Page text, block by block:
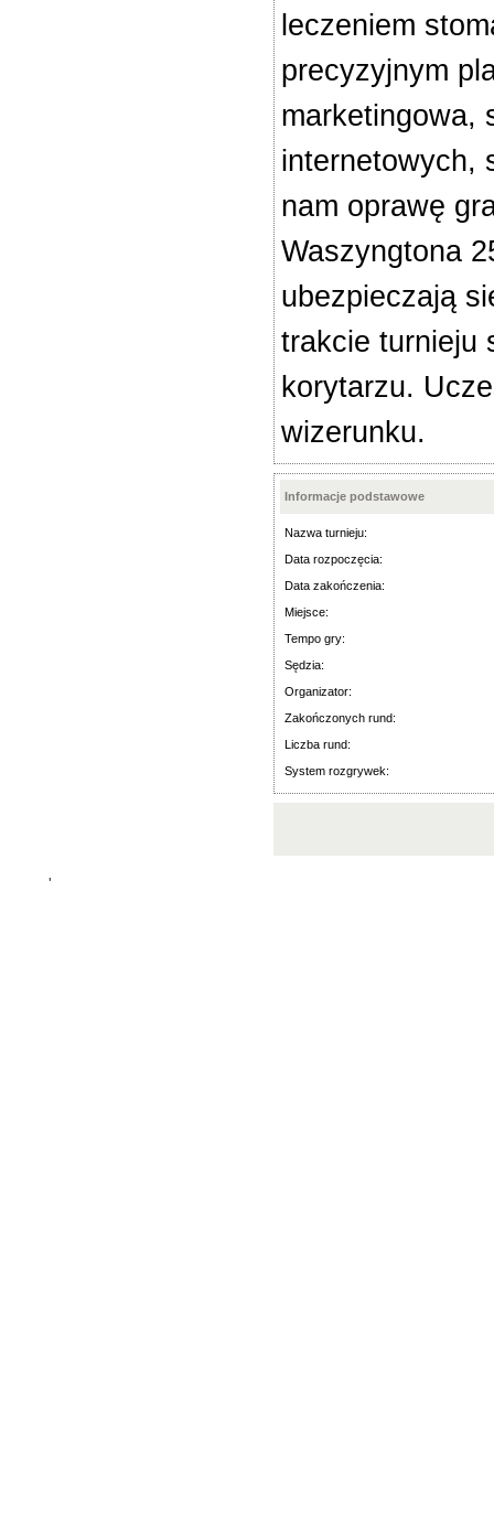
leczeniem
precyzyjnym
marketingowa,
internetowych,
nam oprawę
Waszyngtona
ubezpieczają
trakcie turnieju
korytarzu.
wizerunku.
Informacje podstawowe
Nazwa turnieju:
Data rozpoczęcia:
Data zakończenia:
Miejsce:
Tempo gry:
Sędzia:
Organizator:
Zakończonych rund:
Liczba rund:
System rozgrywek:
'